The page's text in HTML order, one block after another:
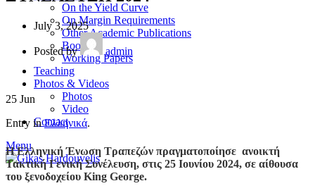
On the Yield Curve
On Margin Requirements
Other Academic Publications
Books
Working Papers
Teaching
Photos & Videos
Photos
Video
Contact
Menu
July 3, 2025
Posted by admin
25 Jun
Entry inΕλληνικά.
Η Ελληνική Ένωση Τραπεζών πραγματοποίησε ανοικτή
Τακτική Γενική Συνέλευση, στις 25 Ιουνίου 2024, σε αίθουσα
του ξενοδοχείου King George.